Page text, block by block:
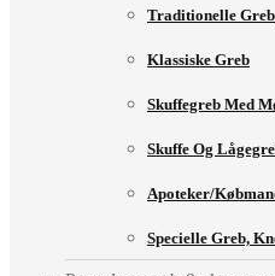
Traditionelle Greb
Klassiske Greb
Skuffegreb Med
Skuffe Og
Apoteker/
Specielle Greb,